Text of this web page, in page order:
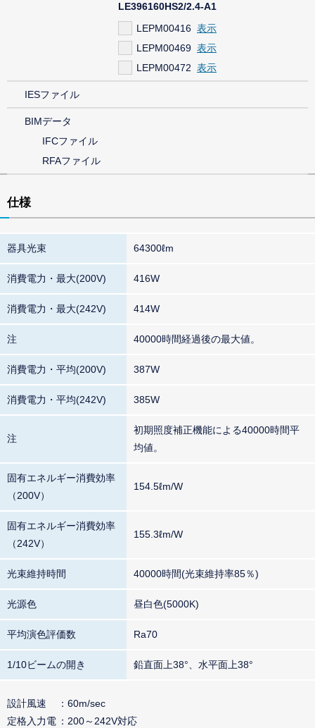
LE396160HS2/2.4-A1
LEPM00416
LEPM00469
LEPM00472
IESファイル
BIMデータ
IFCファイル
RFAファイル
仕様
器具光束 64300ℓm
消費電力・最大(200V) 416W
消費電力・最大(242V) 414W
注 40000時間経過後の最大値。
消費電力・平均(200V) 387W
消費電力・平均(242V) 385W
注
初期照度補正機能による40000時間平
均値。
固有エネルギー消費効率
（200V）
154.5ℓm/W
固有エネルギー消費効率
（242V）
155.3ℓm/W
光束維持時間 40000時間(光束維持率85％)
光源色 昼白色(5000K)
平均演色評価数 Ra70
1/10ビームの開き 鉛直面上38°、水平面上38°
設計風速
60m/sec
定格入力電
200～242V対応